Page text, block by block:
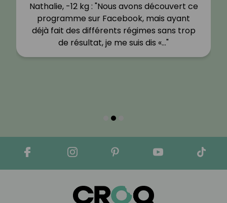
Nathalie, -12 kg : "Nous avons découvert ce
programme sur Facebook, mais ayant
déjà fait des différents régimes sans trop
de résultat, je me suis dis «…"